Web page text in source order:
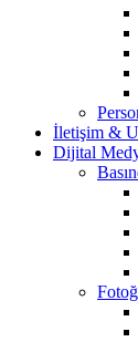
İletişim &
Dijital